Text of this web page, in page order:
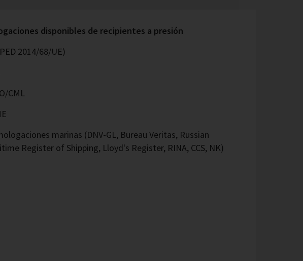
disponibles de recipientes a presión
2014/68/UE)
CML
marinas (DNV-GL, Bureau Veritas, Russian
Register of Shipping, Lloyd's Register, RINA, CCS, NK)